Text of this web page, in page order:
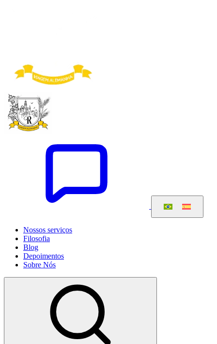
Nossos serviços
Filosofia
Blog
Depoimentos
Sobre Nós